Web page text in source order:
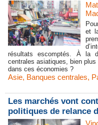
et
résultats escomptés. À la
centrales asiatiques, bien
dans ces économies ?
Asie, Banques centrales,
Les marchés vont
politiques de relance